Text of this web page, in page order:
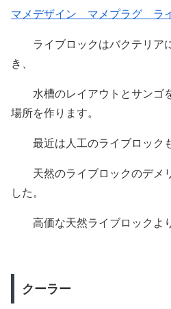
マメデザイン マメプラグ ラ
ライブロックはバクテリア
き、
水槽のレイアウトとサンゴ
場所を作ります。
最近は人工のライブロックも
天然のライブロックのデメ
した。
高価な天然ライブロックより
クーラー